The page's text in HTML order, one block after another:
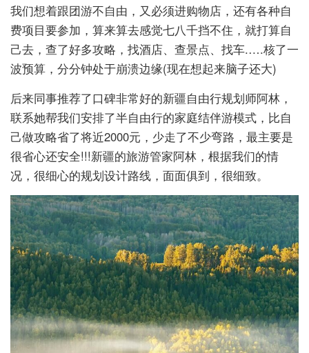
我们想着跟团游不自由，又必须进购物店，还有各种自
费项目要参加，算来算去感觉七八千挡不住，就打算自
己去，查了好多攻略，找酒店、查景点、找车.….核了一
波预算，分分钟处于崩溃边缘(现在想起来脑子还大)
后来同事推荐了口碑非常好的新疆自由行规划师阿林，
联系她帮我们安排了半自由行的家庭结伴游模式，比自
己做攻略省了将近2000元，少走了不少弯路，最主要是
很省心还安全!!!新疆的旅游管家阿林，根据我们的情
况，很细心的规划设计路线，面面俱到，很细致。